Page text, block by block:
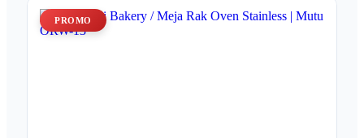
PROMO